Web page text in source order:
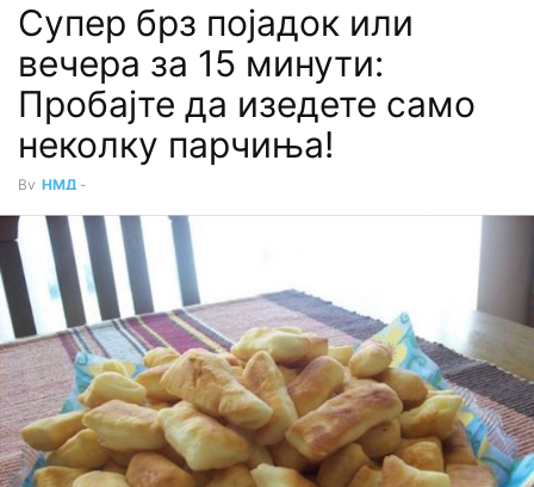
Супер брз појадок или
вечера за 15 минути:
Пробајте да изедете само
неколку парчиња!
By НМД -